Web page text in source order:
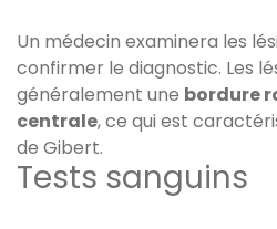
Un médecin examinera les
confirmer le diagnostic. Les
généralement une bordure
centrale, ce qui est
de Gibert.
Tests sanguins